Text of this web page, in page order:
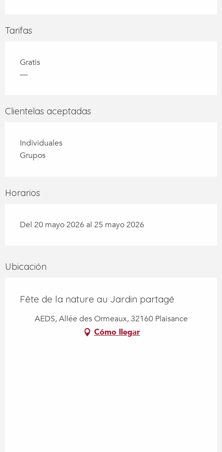
Tarifas
Gratis
—
Clientelas aceptadas
Individuales
Grupos
Horarios
Del 20 mayo 2026 al 25 mayo 2026
Ubicación
Fête de la nature au Jardin partagé
AEDS, Allée des Ormeaux, 32160 Plaisance
Cómo llegar